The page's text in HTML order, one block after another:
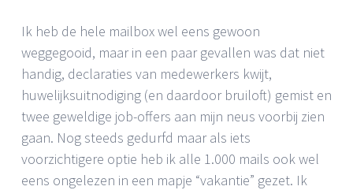
Ik heb de hele mailbox wel eens gewoon
weggegooid, maar in een paar gevallen was dat niet
handig, declaraties van medewerkers kwijt,
huwelijksuitnodiging (en daardoor bruiloft) gemist en
twee geweldige job-offers aan mijn neus voorbij zien
gaan. Nog steeds gedurfd maar als iets
voorzichtigere optie heb ik alle 1.000 mails ook wel
eens ongelezen in een mapje “vakantie” gezet. Ik